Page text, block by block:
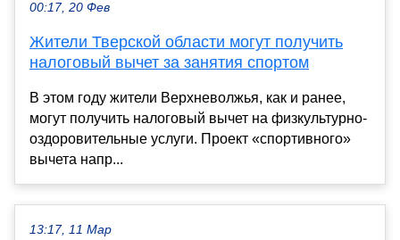
00:17, 20 Фев
Жители Тверской области могут получить
налоговый вычет за занятия спортом
В этом году жители Верхневолжья, как и ранее,
могут получить налоговый вычет на физкультурно-
оздоровительные услуги. Проект «спортивного»
вычета напр...
13:17, 11 Мар